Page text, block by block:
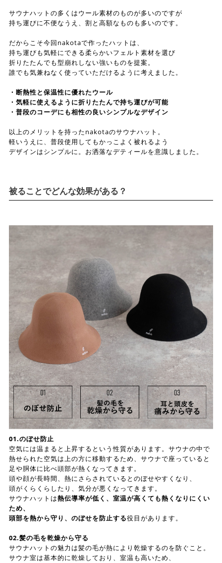
サウナハットの多くはウール素材のものが多いのですが
持ち運びに不便なうえ、割と高額なものも多いのです。
だからこそ今回nakotaで作ったハットは、
持ち運びも気軽にできる柔らかいフェルト素材を選び
折りたたんでも型崩れしない強いものを提案。
誰でも気兼ねなく使っていただけるように考えました。
・断熱性と保温性に優れたウール
・気軽に使えるように折りたたんで持ち運びが可能
・普段のコーデにも相性の良いシンプルなデザイン
以上のメリットを持ったnakotaのサウナハット。
軽いうえに、普段使用してもかっこよく被れるよう
デザインはシンプルに。お洒落なデティールを意識しました。
被ることでどんな効果がある？
01.のぼせ防止
空気には温まると上昇するという性質があります。サウナの中で
熱せられた空気は上の方に移動するため、サウナで座っていると
足や胴体に比べ頭部が熱くなってきます。
頭や顔が長時間、熱にさらされているとのぼせやすくなり、
頭がくらくらしたり、気分が悪くなってきます。
サウナハットは熱伝導率が低く、室温が高くても熱くなりにくい
ため、
頭部を熱から守り、のぼせを防止する役目があります。
02.髪の毛を乾燥から守る
サウナハットの魅力は髪の毛が熱により乾燥するのを防ぐこと。
サウナ室は基本的に乾燥しており、室温も高いため、